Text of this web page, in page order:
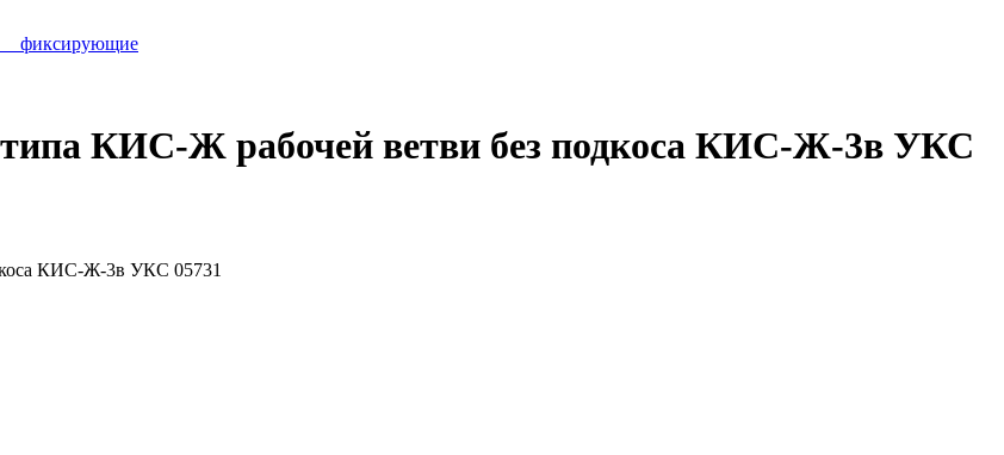
типа КИС-Ж рабочей ветви без подкоса КИС-Ж-3в УКС